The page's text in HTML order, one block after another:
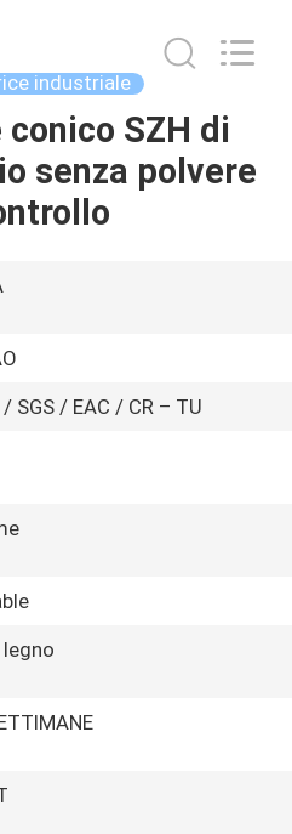
industriale
SZH di
senza polvere
SGS / EAC / CR – TU